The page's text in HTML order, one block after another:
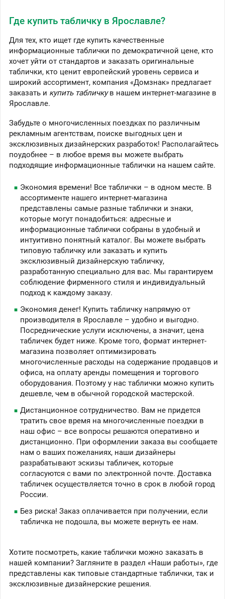
Где купить табличку в Ярославле?
Для тех, кто ищет где купить качественные
информационные таблички по демократичной цене, кто
хочет уйти от стандартов и заказать оригинальные
таблички, кто ценит европейский уровень сервиса и
широкий ассортимент, компания «Домзнак» предлагает
заказать и купить табличкув нашем интернет-магазине в
Ярославле.
Забудьте о многочисленных поездках по различным
рекламным агентствам, поиске выгодных цен и
эксклюзивных дизайнерских разработок! Располагайтесь
поудобнее – в любое время вы можете выбрать
подходящие информационные таблички на нашем сайте.
Экономия времени! Все таблички – в одном месте. В
ассортименте нашего интернет-магазина
представлены самые разные таблички и знаки,
которые могут понадобиться: адресные и
информационные таблички собраны в удобный и
интуитивно понятный каталог. Вы можете выбрать
типовую табличку или заказать и купить
эксклюзивный дизайнерскую табличку,
разработанную специально для вас. Мы гарантируем
соблюдение фирменного стиля и индивидуальный
подход к каждому заказу.
Экономия денег! Купить табличку напрямую от
производителя в Ярославле – удобно и выгодно.
Посреднические услуги исключены, а значит, цена
табличек будет ниже. Кроме того, формат интернет-
магазина позволяет оптимизировать
многочисленные расходы на содержание продавцов и
офиса, на оплату аренды помещения и торгового
оборудования. Поэтому у нас таблички можно купить
дешевле, чем в обычной городской мастерской.
Дистанционное сотрудничество. Вам не придется
тратить свое время на многочисленные поездки в
наш офис – все вопросы решаются оперативно и
дистанционно. При оформлении заказа вы сообщаете
нам о ваших пожеланиях, наши дизайнеры
разрабатывают эскизы табличек, которые
согласуются с вами по электронной почте. Доставка
табличек осуществляется точно в срок в любой город
России.
Без риска! Заказ оплачивается при получении, если
табличка не подошла, вы можете вернуть ее нам.
Хотите посмотреть, какие таблички можно заказать в
нашей компании? Загляните в раздел «Наши работы», где
представлены как типовые стандартные таблички, так и
эксклюзивные дизайнерские решения.